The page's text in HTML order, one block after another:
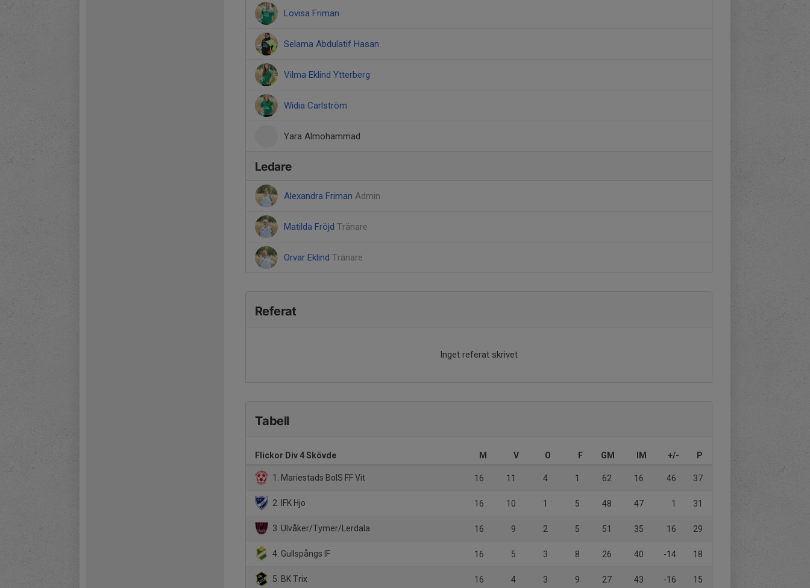
Lovisa Friman
Selama Abdulatif Hasan
Vilma Eklind Ytterberg
Widia Carlström
Yara Almohammad
Ledare
Alexandra Friman Admin
Matilda Fröjd Tränare
Orvar Eklind Tränare
Referat
Inget referat skrivet
Tabell
Flickor Div 4 Skövde M V O F GM IM +/- P
1. Mariestads BoIS FF Vit 16 11 4 1 62 16 46 37
2. IFK Hjo 16 10 1 5 48 47 1 31
3. Ulvåker/Tymer/Lerdala 16 9 2 5 51 35 16 29
4. Gullspångs IF 16 5 3 8 26 40 -14 18
5. BK Trix 16 4 3 9 27 43 -16 15